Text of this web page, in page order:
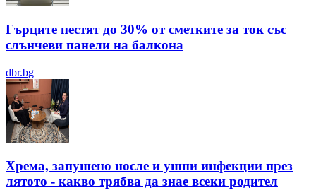
Гърците пестят до 30% от сметките за ток със
слънчеви панели на балкона
dbr.bg
Хрема, запушено носле и ушни инфекции през
лятотo - какво трябва да знае всеки родител